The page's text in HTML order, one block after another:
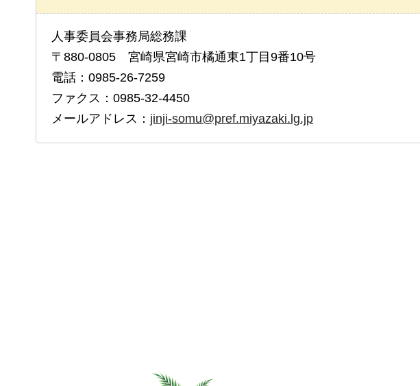
人事委員会事務局総務課
〒880-0805 宮崎県宮崎市橘通東1丁目9番10号
電話：0985-26-7259
ファクス：0985-32-4450
メールアドレス： jinji-somu@pref.miyazaki.lg.jp